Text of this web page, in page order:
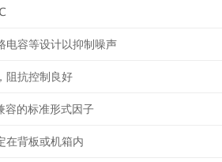
电容等设计以抑制噪声
阻抗控制良好
容的标准形式因子
在背板或机箱内